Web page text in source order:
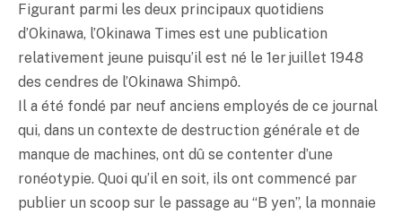
Figurant parmi les deux principaux quotidiens
d’Okinawa, l’Okinawa Times est une publication
relativement jeune puisqu’il est né le 1er juillet 1948
des cendres de l’Okinawa Shimpô.
Il a été fondé par neuf anciens employés de ce journal
qui, dans un contexte de destruction générale et de
manque de machines, ont dû se contenter d’une
ronéotypie. Quoi qu’il en soit, ils ont commencé par
publier un scoop sur le passage au “B yen”, la monnaie